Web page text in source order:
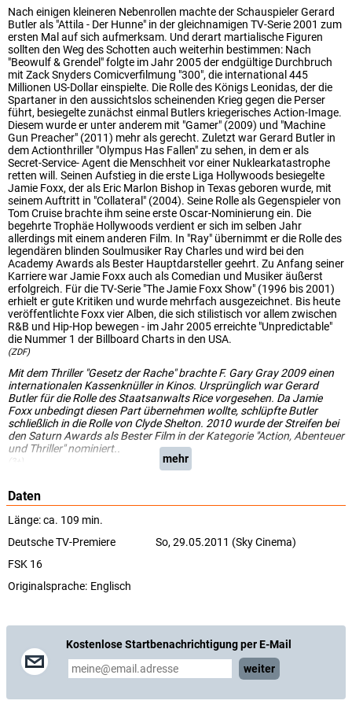
Nach einigen kleineren Nebenrollen machte der Schauspieler Gerard
Butler als "Attila - Der Hunne" in der gleichnamigen TV-Serie 2001 zum
ersten Mal auf sich aufmerksam. Und derart martialische Figuren
sollten den Weg des Schotten auch weiterhin bestimmen: Nach
"Beowulf & Grendel" folgte im Jahr 2005 der endgültige Durchbruch
mit Zack Snyders Comicverfilmung "300", die international 445
Millionen US-Dollar einspielte. Die Rolle des Königs Leonidas, der die
Spartaner in den aussichtslos scheinenden Krieg gegen die Perser
führt, besiegelte zunächst einmal Butlers kriegerisches Action-Image.
Diesem wurde er unter anderem mit "Gamer" (2009) und "Machine
Gun Preacher" (2011) mehr als gerecht. Zuletzt war Gerard Butler in
dem Actionthriller "Olympus Has Fallen" zu sehen, in dem er als
Secret-Service- Agent die Menschheit vor einer Nuklearkatastrophe
retten will. Seinen Aufstieg in die erste Liga Hollywoods besiegelte
Jamie Foxx, der als Eric Marlon Bishop in Texas geboren wurde, mit
seinem Auftritt in "Collateral" (2004). Seine Rolle als Gegenspieler von
Tom Cruise brachte ihm seine erste Oscar-Nominierung ein. Die
begehrte Trophäe Hollywoods verdient er sich im selben Jahr
allerdings mit einem anderen Film. In "Ray" übernimmt er die Rolle des
legendären blinden Soulmusiker Ray Charles und wird bei den
Academy Awards als Bester Hauptdarsteller geehrt. Zu Anfang seiner
Karriere war Jamie Foxx auch als Comedian und Musiker äußerst
erfolgreich. Für die TV-Serie "The Jamie Foxx Show" (1996 bis 2001)
erhielt er gute Kritiken und wurde mehrfach ausgezeichnet. Bis heute
veröffentlichte Foxx vier Alben, die sich stilistisch vor allem zwischen
R&B und Hip-Hop bewegen - im Jahr 2005 erreichte "Unpredictable"
die Nummer 1 der Billboard Charts in den USA.
(ZDF)
Mit dem Thriller "Gesetz der Rache" brachte F. Gary Gray 2009 einen
internationalen Kassenknüller in Kinos. Ursprünglich war Gerard
Butler für die Rolle des Staatsanwalts Rice vorgesehen. Da Jamie
Foxx unbedingt diesen Part übernehmen wollte, schlüpfte Butler
schließlich in die Rolle von Clyde Shelton. 2010 wurde der Streifen bei
den Saturn Awards als Bester Film in der Kategorie "Action, Abenteuer
und Thriller" nominiert..
(3+) mehr
Daten
Länge: ca. 109 min.
Deutsche TV-Premiere
So, 29.05.2011 (Sky Cinema)
FSK 16
Originalsprache: Englisch
Kostenlose Startbenachrichtigung per E-Mail
weiter